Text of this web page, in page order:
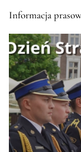
Informacja